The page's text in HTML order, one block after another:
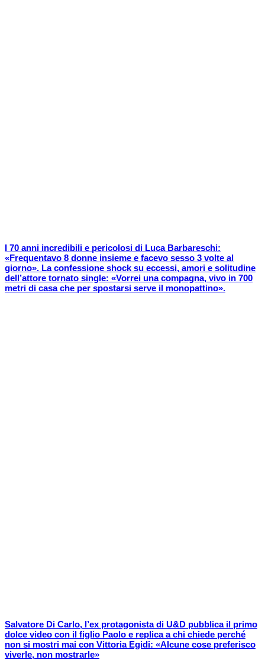
I 70 anni incredibili e pericolosi di Luca Barbareschi:
«Frequentavo 8 donne insieme e facevo sesso 3 volte al
giorno». La confessione shock su eccessi, amori e solitudine
dell’attore tornato single: «Vorrei una compagna, vivo in 700
metri di casa che per spostarsi serve il monopattino».
Salvatore Di Carlo, l’ex protagonista di U&D pubblica il primo
dolce video con il figlio Paolo e replica a chi chiede perché
non si mostri mai con Vittoria Egidi: «Alcune cose preferisco
viverle, non mostrarle»